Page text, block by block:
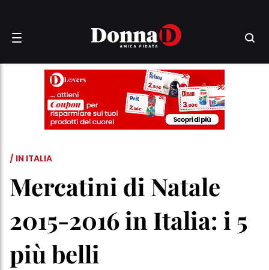
/ IN ITALIA
Mercatini di Natale
2015-2016 in Italia: i 5
più belli